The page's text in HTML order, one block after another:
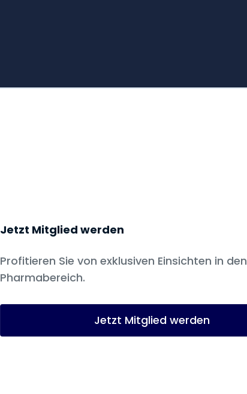
Jetzt Mitglied werden
Profitieren Sie von exklusiven Einsichten in den
Pharmabereich.
Jetzt Mitglied werden